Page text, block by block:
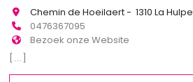
Chemin de Hoeilaert - 1310 La Hulpe
0476367095
Bezoek onze Website
[...]